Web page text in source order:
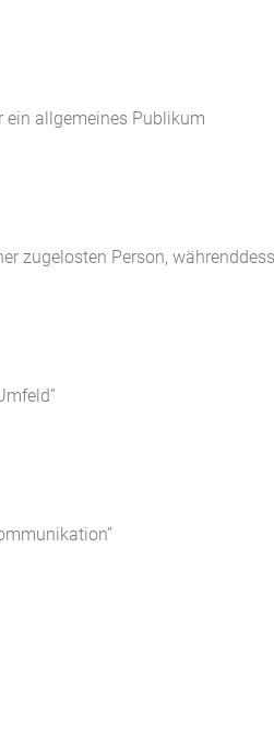
allgemeines Publikum
zugelosten Person,